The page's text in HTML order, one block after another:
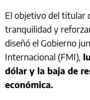
El objetivo del titular
tranquilidad y
diseñó el Gobierno
Internacional (FMI),
dólar y la baja de
económica.